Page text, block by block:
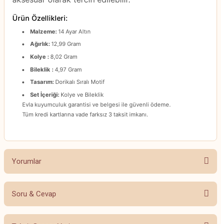
Ürün Özellikleri:
Malzeme: 14 Ayar Altın
Ağırlık: 12,99 Gram
Kolye : 8,02 Gram
Bileklik : 4,97 Gram
Tasarım: Dorikalı Sıralı Motif
Set İçeriği: Kolye ve Bileklik
Evla kuyumculuk garantisi ve belgesi ile güvenli ödeme.
Tüm kredi kartlarına vade farksız 3 taksit imkanı.
Yorumlar
Soru & Cevap